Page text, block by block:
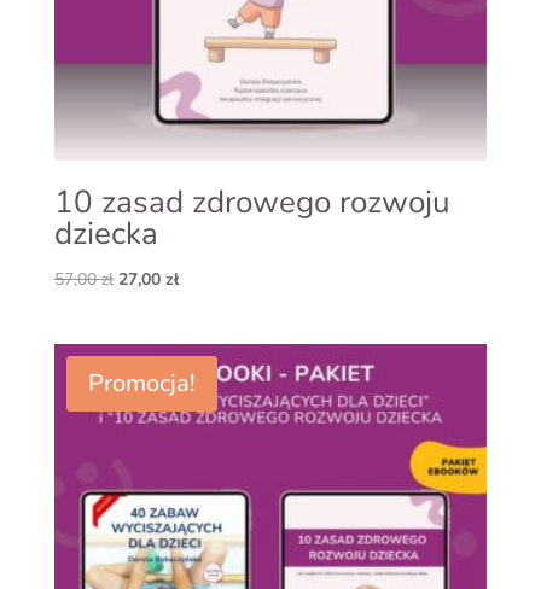
10 zasad zdrowego rozwoju
dziecka
57,00zł Pierwotna
57,00 zł.
27,00 złAktualna
27,00 zł.
Promocja!